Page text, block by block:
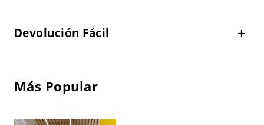
Devolución Fácil
Más Popular